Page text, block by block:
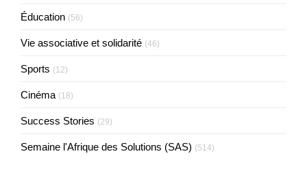
Éducation (56)
Vie associative et solidarité (46)
Sports (12)
Cinéma (18)
Success Stories (29)
Semaine l'Afrique des Solutions (SAS) (514)